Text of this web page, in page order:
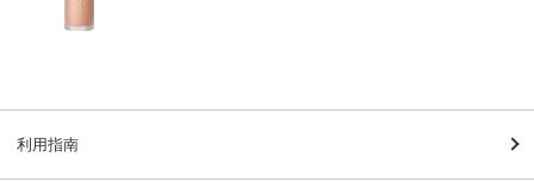
利用指南